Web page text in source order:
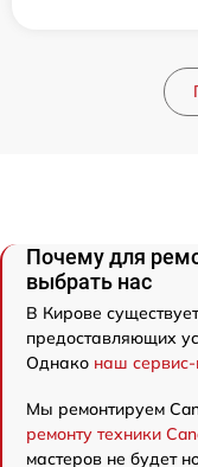
Почему для
выбрать нас
В Кирове
предоставляющих
Однако наш
Мы ремонтируем
ремонту техники
мастеров не будет